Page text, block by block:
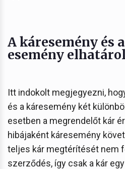
A káresemény és
esemény
Itt indokolt megjegyezni,
és a káresemény két
esetben a megrendelőt kár
hibájaként káresemény
teljes kár megtérítését nem
szerződés, így csak a kár